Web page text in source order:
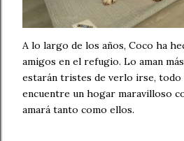
A lo largo de los años, Coco ha
amigos en el refugio. Lo aman
estarán tristes de verlo irse, todo
encuentre un hogar maravilloso
amará tanto como ellos.